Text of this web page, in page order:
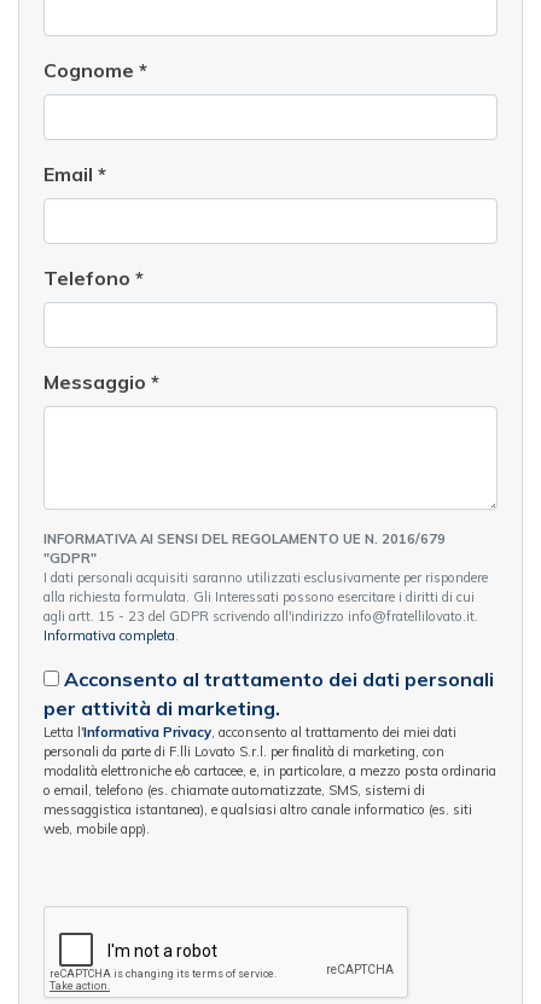
Cognome *
Email *
Telefono *
Messaggio *
INFORMATIVA AI SENSI DEL REGOLAMENTO UE N. 2016/679
"GDPR"
I dati personali acquisiti saranno utilizzati esclusivamente per rispondere
alla richiesta formulata. Gli Interessati possono esercitare i diritti di cui
agli artt. 15 - 23 del GDPR scrivendo all'indirizzo info@fratellilovato.it.
Informativa completa
Acconsento al trattamento dei dati personali
per attività di marketing.
Letta l'Informativa Privacy , acconsento al trattamento dei miei dati
personali da parte di F.lli Lovato S.r.l. per finalità di marketing, con
modalità elettroniche e/o cartacee, e, in particolare, a mezzo posta ordinaria
o email, telefono (es. chiamate automatizzate, SMS, sistemi di
messaggistica istantanea), e qualsiasi altro canale informatico (es. siti
web, mobile app).